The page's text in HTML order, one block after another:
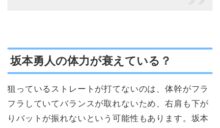
坂本勇人の体力が衰えている？
狙っているストレートが打てないのは、体幹がフラ
フラしていてバランスが取れないため、右肩も下が
りバットが振れないという可能性もあります。坂本